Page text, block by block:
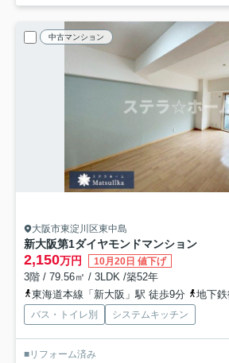
中古マンション
大阪市東淀川区東中島
新大阪第1ダイヤモンドマンション
2,150万円 10月20日 値下げ
3階 / 79.56㎡ / 3LDK /築52年
東海道本線「新大阪」駅 徒歩9分
地下鉄御
バス・トイレ別 システムキッチン
■リフォーム済み